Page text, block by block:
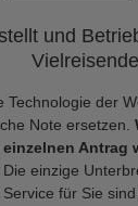
und
Technologie der
Note ersetzen.
einzelnen Antrag
Die einzige
für Sie